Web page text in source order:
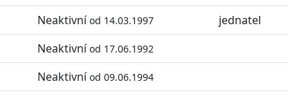
Neaktivníod 14.03.1997 jednatel
Neaktivníod 17.06.1992
Neaktivníod 09.06.1994